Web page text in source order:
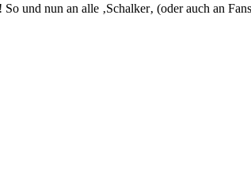
und nun an alle ‚Schalker‚ (oder auch an